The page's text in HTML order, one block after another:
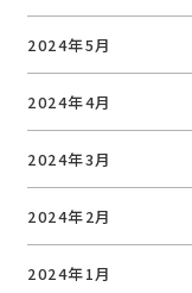
2024年5月
2024年4月
2024年3月
2024年2月
2024年1月